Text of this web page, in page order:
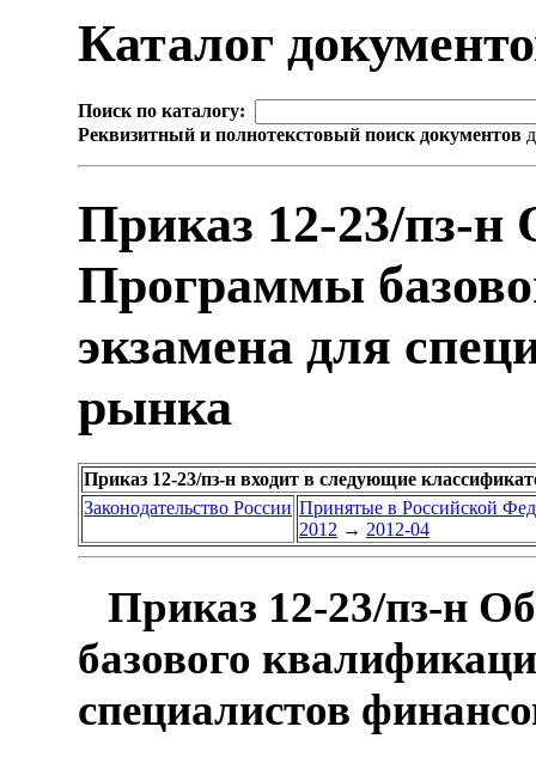
Каталог
Поиск по каталогу:
Реквизитный и полнотекстовый поиск документов
Приказ 12-23/пз-н
Программы
экзамена для
рынка
Приказ 12-23/пз-н входит в следующие
Законодательство России Принятые в Российской
2012 → 2012-04
Приказ 12-23/пз-н
базового
специалистов